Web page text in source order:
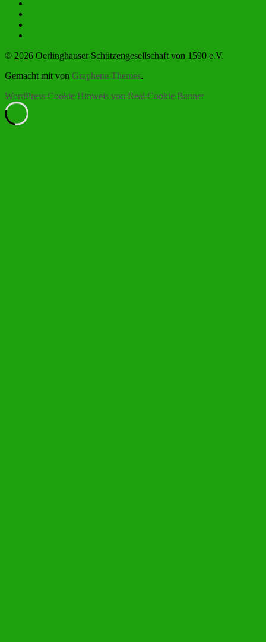
© 2026 Oerlinghauser Schützengesellschaft von 1590 e.V.
Gemacht mit von Graphene Themes.
WordPress Cookie Hinweis von Real Cookie Banner